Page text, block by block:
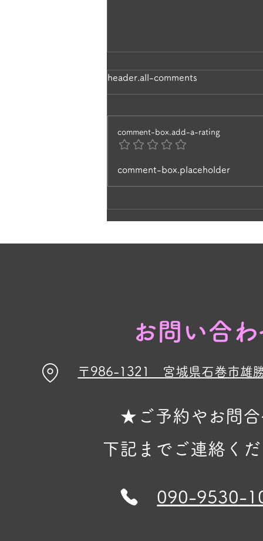
ラベンダーの香りに包まれて
✨
ずつ挿し木で増やして3年目。 と
てもキレイで、庭を歩いていると
風にそよいで、ラベンダーの香り
見頃です🌸
header.all-comments
comment-box.add-a-rating
comment-box.placeholder
お問い合
〒986-1321 宮城県石巻市雄
★ご予約やお問
下記までご連絡く
090-9530-